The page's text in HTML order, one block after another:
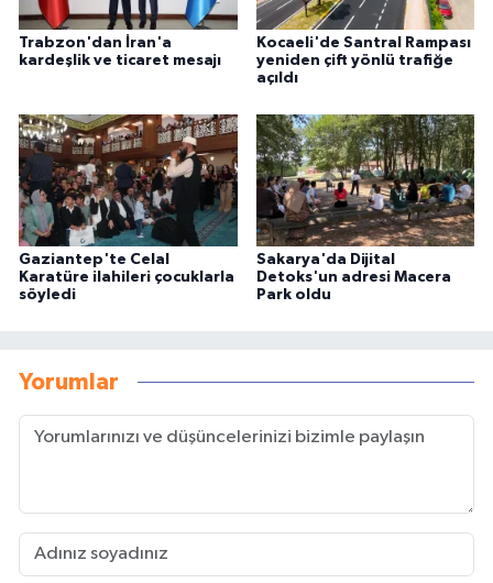
Trabzon'dan İran'a
kardeşlik ve ticaret mesajı
Kocaeli'de Santral Rampası
yeniden çift yönlü trafiğe
açıldı
Gaziantep'te Celal
Karatüre ilahileri çocuklarla
söyledi
Sakarya'da Dijital
Detoks'un adresi Macera
Park oldu
Yorumlar